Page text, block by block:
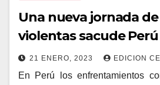
Una nueva jornada
violentas sacude Perú
21 ENERO, 2023 EDICION
En Perú los enfrentamientos